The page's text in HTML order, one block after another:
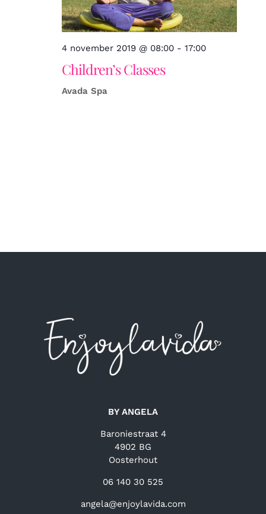
4 november 2019 @ 08:00- 17:00
Children’s Classes
Avada Spa
BY ANGELA
Baroniestraat 4
4902 BG
Oosterhout
06 140 30 525
angela@enjoylavida.com